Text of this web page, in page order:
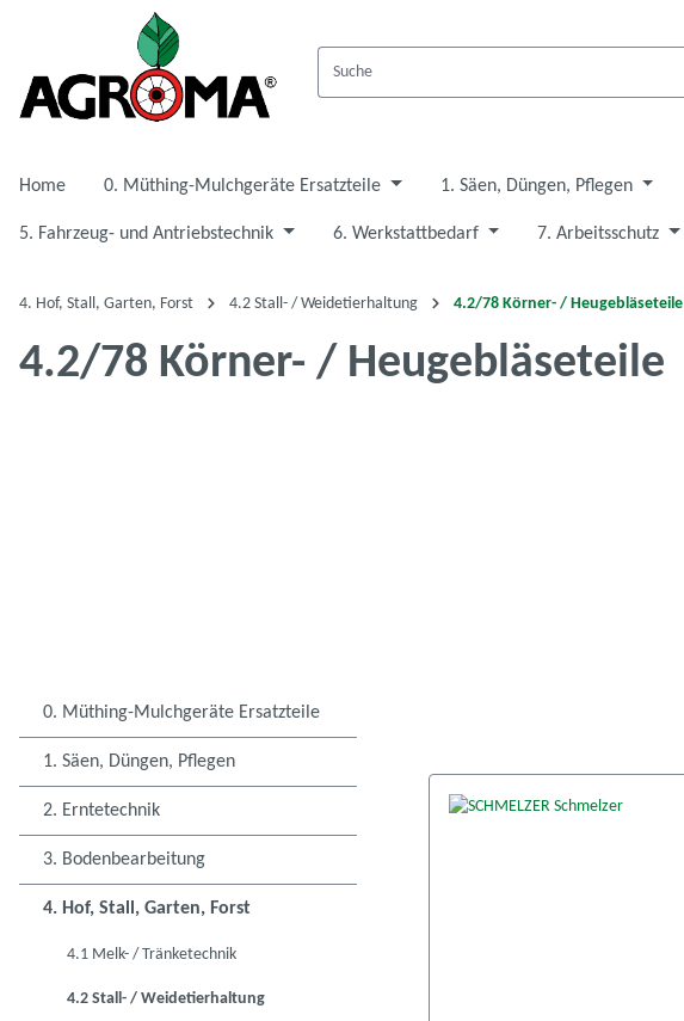
Hauptinhalt springen
Zur Hauptnavigation springen
Home 0. Müthing-Mulchgeräte Ersatzteile 1. Säen, Düngen, Pflegen
5. Fahrzeug- und Antriebstechnik 6. Werkstattbedarf 7. Arbeitsschutz
4. Hof, Stall, Garten, Forst 4.2 Stall- / Weidetierhaltung 4.2/78 Körner- / Heugebläseteile
4.2/78 Körner- / Heugebläseteile
0. Müthing-Mulchgeräte Ersatzteile
1. Säen, Düngen, Pflegen
2. Erntetechnik
3. Bodenbearbeitung
4. Hof, Stall, Garten, Forst
4.1 Melk- / Tränketechnik
4.2 Stall- / Weidetierhaltung